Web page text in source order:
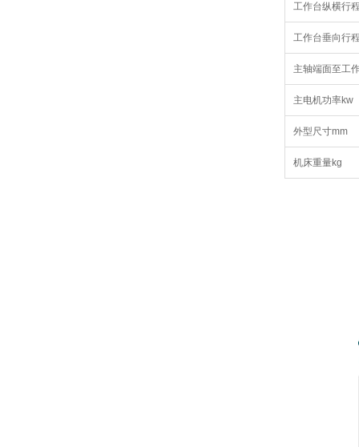
工作台纵横行
工作台垂向行
主轴端面至工
主电机功率kw
外型尺寸mm
机床重量kg